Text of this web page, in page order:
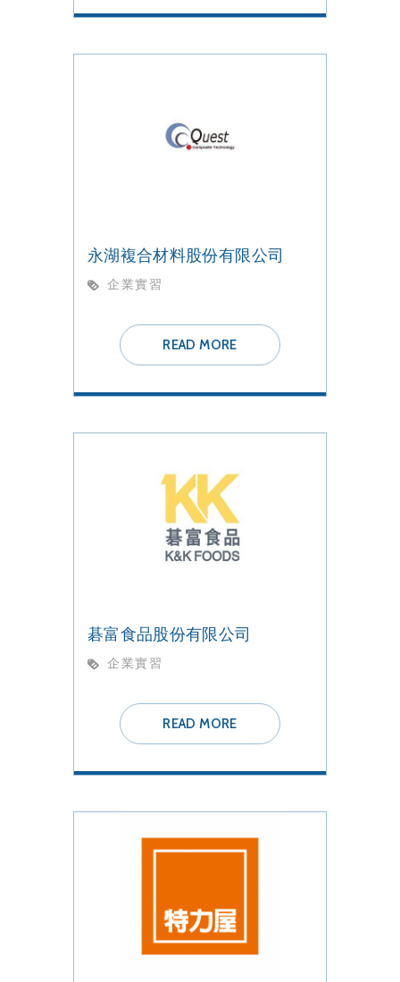
永湖複合材料股份有限公司
企業實習
READ MORE
碁富食品股份有限公司
企業實習
READ MORE